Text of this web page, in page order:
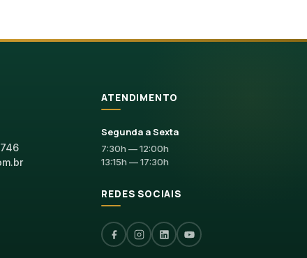
ATENDIMENTO
Segunda a Sexta
7:30h — 12:00h
13:15h — 17:30h
REDES SOCIAIS